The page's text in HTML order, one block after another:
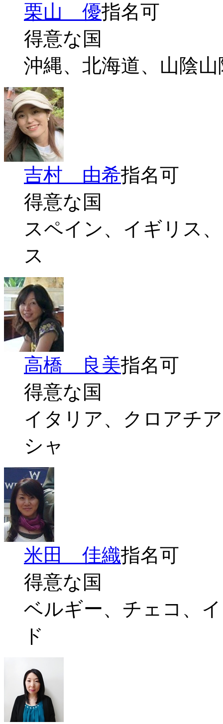
栗山 優指名可
得意な国
沖縄、北海道、山陰
吉村 由希指名可
得意な国
スペイン、イギリス
ス
高橋 良美指名可
得意な国
イタリア、クロアチ
シャ
米田 佳織指名可
得意な国
ベルギー、チェコ、
ド